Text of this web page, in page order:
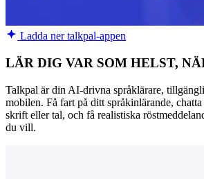
Ladda ner talkpal-appen
LÄR DIG VAR SOM HELST,
Talkpal är din AI-drivna språklärare,
mobilen. Få fart på ditt språkinlärande,
skrift eller tal, och få realistiska
du vill.